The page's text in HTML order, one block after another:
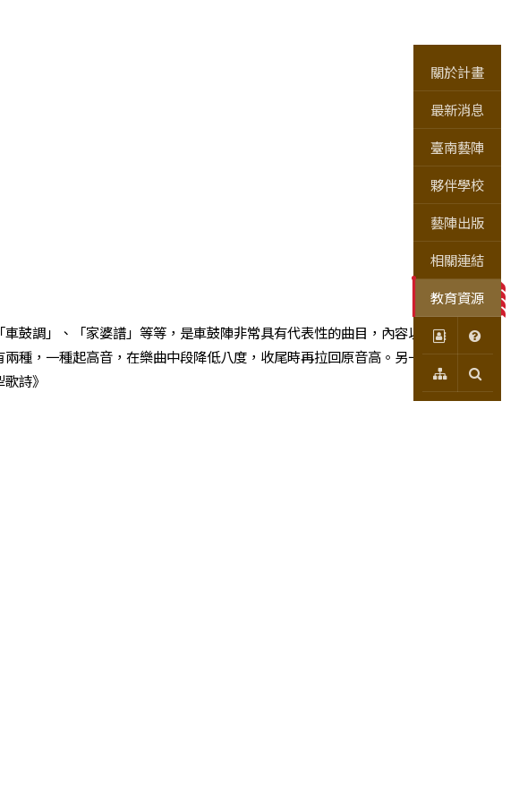
關於計畫
最新消息
臺南藝陣
夥伴學校
藝陣出版
相關連結
教育資源
鼓調」、「家婆譜」等等，是車鼓陣非常具有代表性的曲目，內容以北管工尺
種，一種起高音，在樂曲中段降低八度，收尾時再拉回原音高。另一種則起低
詩》